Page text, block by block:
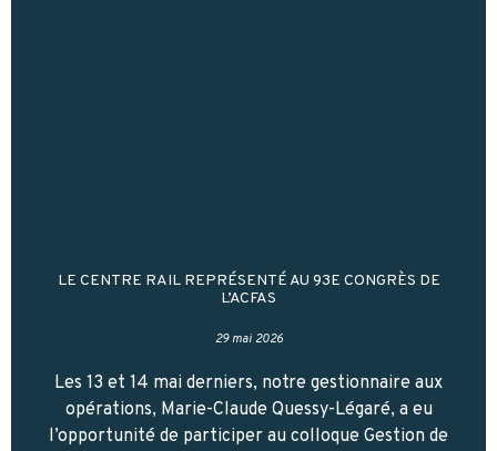
LE CENTRE RAIL REPRÉSENTÉ AU 93E CONGRÈS DE
L’ACFAS
29 mai 2026
Les 13 et 14 mai derniers, notre gestionnaire aux
opérations, Marie-Claude Quessy-Légaré, a eu
l’opportunité de participer au colloque Gestion de